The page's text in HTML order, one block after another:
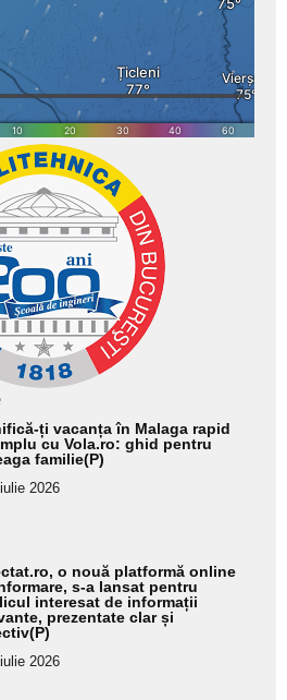
ți vacanța în Malaga rapid
cu Vola.ro: ghid pentru
familie(P)
2026
o nouă platformă online
s-a lansat pentru
interesat de informații
prezentate clar și
2026